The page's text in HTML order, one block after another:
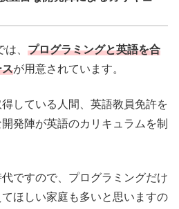
、 プログラミングと英語を合
スが用意されています。
している人間、英語教員免許を
発陣が英語のカリキュラムを制
ですので、プログラミングだけ
ほしい家庭も多いと思いますの